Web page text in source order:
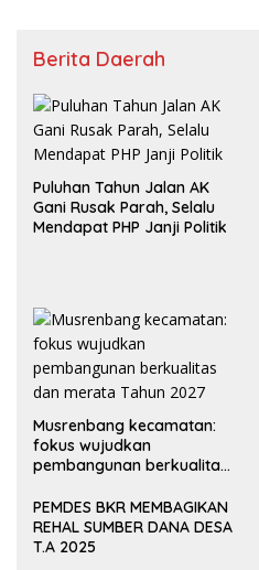
Berita Daerah
Puluhan Tahun Jalan AK
Gani Rusak Parah, Selalu
Mendapat PHP Janji Politik
Musrenbang kecamatan:
fokus wujudkan
pembangunan berkualitas
PEMDES BKR MEMBAGIKAN
REHAL SUMBER DANA DESA
T.A 2025